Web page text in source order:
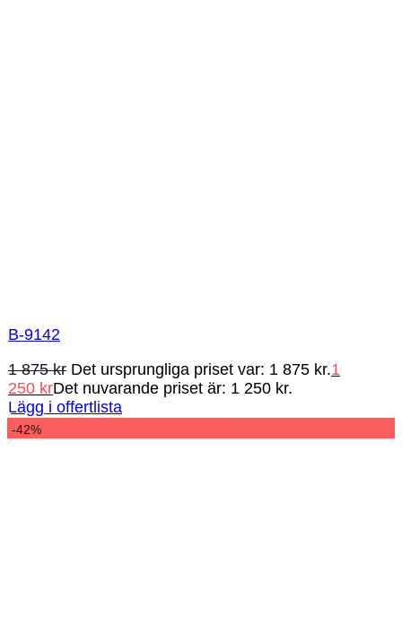
B-9142
1 875kr Det ursprungliga priset var: 1 875 kr.1
250 krDet nuvarande priset är: 1 250 kr.
Lägg i offertlista
-42%